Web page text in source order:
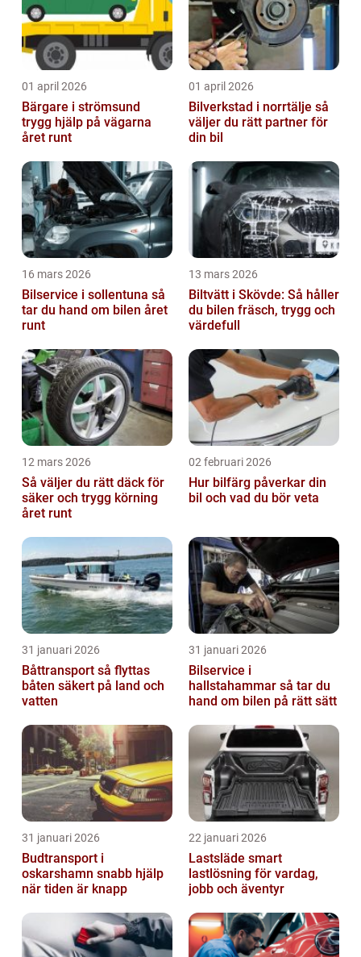
01 april 2026
Bärgare i strömsund
trygg hjälp på vägarna
året runt
01 april 2026
Bilverkstad i norrtälje så
väljer du rätt partner för
din bil
16 mars 2026
Bilservice i sollentuna så
tar du hand om bilen året
runt
13 mars 2026
Biltvätt i Skövde: Så håller
du bilen fräsch, trygg och
värdefull
12 mars 2026
Så väljer du rätt däck för
säker och trygg körning
året runt
02 februari 2026
Hur bilfärg påverkar din
bil och vad du bör veta
31 januari 2026
Båttransport så flyttas
båten säkert på land och
vatten
31 januari 2026
Bilservice i
hallstahammar så tar du
hand om bilen på rätt sätt
31 januari 2026
Budtransport i
oskarshamn snabb hjälp
när tiden är knapp
22 januari 2026
Lastsläde smart
lastlösning för vardag,
jobb och äventyr